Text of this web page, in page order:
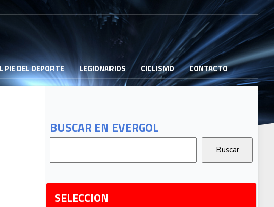
PIE DEL DEPORTE LEGIONARIOS CICLISMO CONTACTO
BUSCAR EN EVERGOL
SELECCION